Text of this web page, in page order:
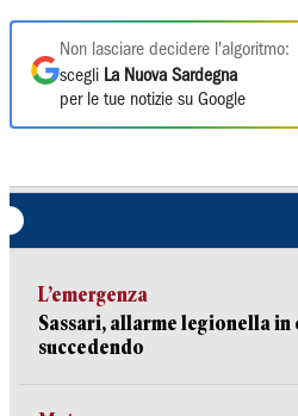
Non lasciare decidere l'algoritmo:
scegli La Nuova Sardegna
per le tue notizie su Google
L’emergenza
Sassari, allarme legionella in
succedendo